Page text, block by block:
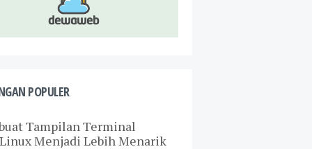
POPULER
Tampilan Terminal
Menjadi Lebih Menarik